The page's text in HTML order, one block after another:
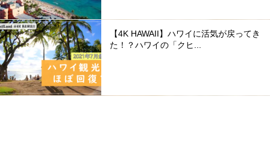
【4K HAWAII】ハワイに活気が戻ってき
た！？ハワイの「クヒ...